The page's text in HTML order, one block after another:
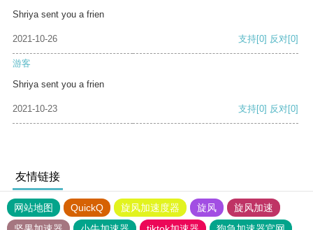
Shriya sent you a frien
2021-10-26 支持[0] 反对[0]
游客
Shriya sent you a frien
2021-10-23 支持[0] 反对[0]
友情链接
网站地图 QuickQ 旋风加速度器 旋风
旋风加速